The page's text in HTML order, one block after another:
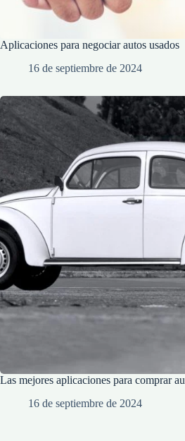
Aplicaciones para negociar autos usados
16 de septiembre de 2024
Las mejores aplicaciones para comprar
16 de septiembre de 2024